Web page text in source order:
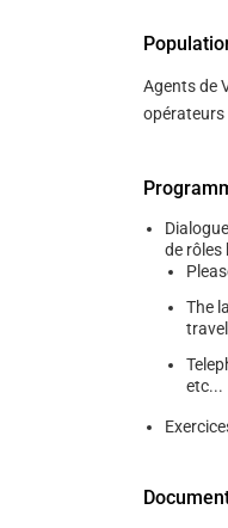
Agents de
opérateurs
de rôles
The
etc...